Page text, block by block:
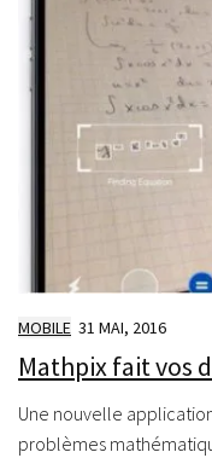
MOBILE 31 MAI, 2016
Mathpix fait vos
Une nouvelle
problèmes